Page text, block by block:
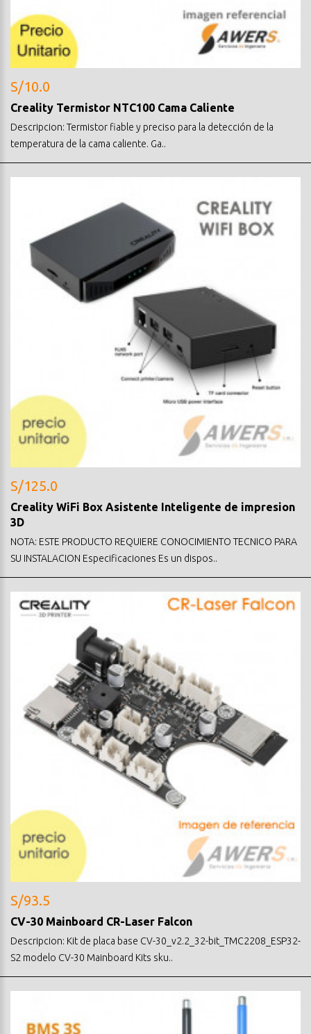
S/10.0
Creality Termistor NTC100 Cama Caliente
Descripcion: Termistor fiable y preciso para la detección de la
temperatura de la cama caliente. Ga..
S/125.0
Creality WiFi Box Asistente Inteligente de impresion
3D
NOTA: ESTE PRODUCTO REQUIERE CONOCIMIENTO TECNICO PARA
SU INSTALACION Especificaciones Es un dispos..
S/93.5
CV-30 Mainboard CR-Laser Falcon
Descripcion: Kit de placa base CV-30_v2.2_32-bit_TMC2208_ESP32-
S2 modelo CV-30 Mainboard Kits sku..